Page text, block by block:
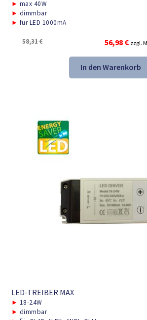
► max 40W
► dimmbar
► für LED 1000mA
58,31€
war:
58,31 €
56,98 €
ist:
56,98
zzgl.
In den Warenkorb
LED-TREIBER MAX
► 18-24W
► dimmbar